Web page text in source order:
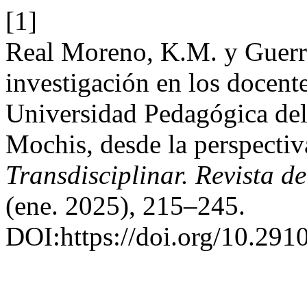
[1]
Real Moreno, K.M. y
investigación en los
Universidad Pedagógica
Mochis, desde la
Transdisciplinar. Revista
(ene. 2025), 215–245.
DOI:https://doi.org/